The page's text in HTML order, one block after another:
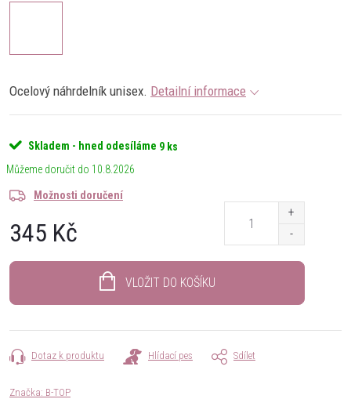
Ocelový náhrdelník unisex. Detailní informace
Skladem - hned odesíláme 9 ks
10.8.2026
Možnosti doručení
345 Kč
VLOŽIT DO KOŠÍKU
Dotaz k produktu Hlídací pes Sdílet
Značka: B-TOP